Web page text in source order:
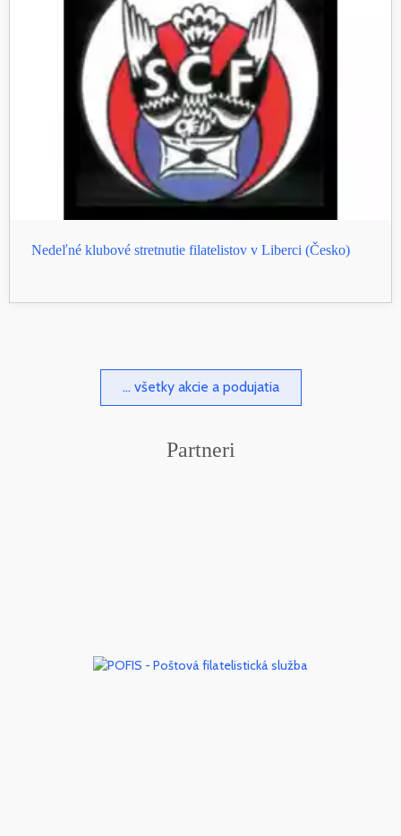
Nedeľné klubové stretnutie filatelistov v Liberci (Česko)
... všetky akcie a podujatia
Partneri